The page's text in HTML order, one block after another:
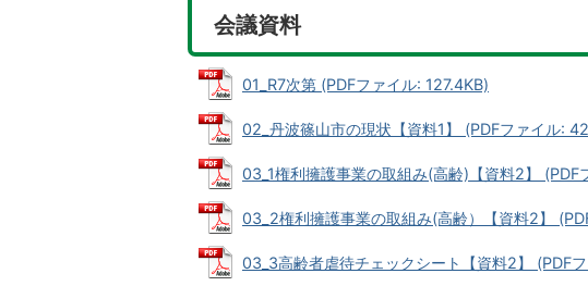
会議資料
01_R7次第 (PDFファイル: 127.4KB)
02_丹波篠山市の現状【資料1】 (PDFファイル:
03_1権利擁護事業の取組み(高齢)【資料2】
03_2権利擁護事業の取組み(高齢）【資料2】
03_3高齢者虐待チェックシート【資料2】 (PDF